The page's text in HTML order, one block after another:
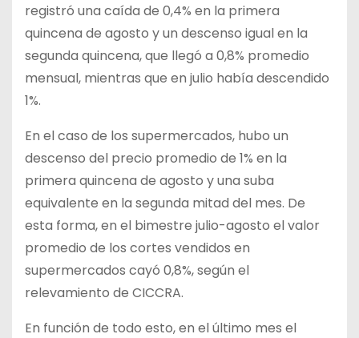
registró una caída de 0,4% en la primera
quincena de agosto y un descenso igual en la
segunda quincena, que llegó a 0,8% promedio
mensual, mientras que en julio había descendido
1%.
En el caso de los supermercados, hubo un
descenso del precio promedio de 1% en la
primera quincena de agosto y una suba
equivalente en la segunda mitad del mes. De
esta forma, en el bimestre julio-agosto el valor
promedio de los cortes vendidos en
supermercados cayó 0,8%, según el
relevamiento de CICCRA.
En función de todo esto, en el último mes el